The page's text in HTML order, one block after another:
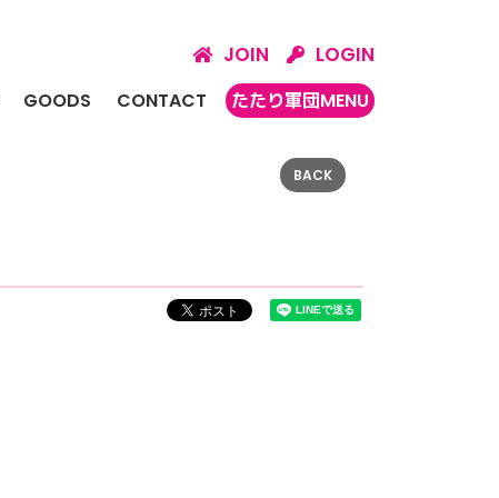
JOIN LOGIN
GOODS CONTACT たたり軍団MENU
BACK